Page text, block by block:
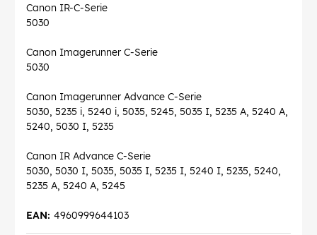
Canon IR-C-Serie
5030
Canon Imagerunner C-Serie
5030
Canon Imagerunner Advance C-Serie
5030, 5235 i, 5240 i, 5035, 5245, 5035 I, 5235 A, 5240 A,
5240, 5030 I, 5235
Canon IR Advance C-Serie
5030, 5030 I, 5035, 5035 I, 5235 I, 5240 I, 5235, 5240,
5235 A, 5240 A, 5245
4960999644103
EAN: